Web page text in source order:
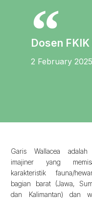
Dosen
2 February 2025
Garis Wallacea
imajiner yang
karakteristik fauna/
bagian barat (Jawa,
dan Kalimantan) dan